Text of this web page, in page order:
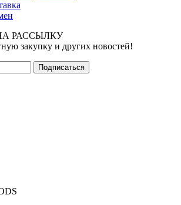
РАССЫЛКУ
закупку и других новостей!